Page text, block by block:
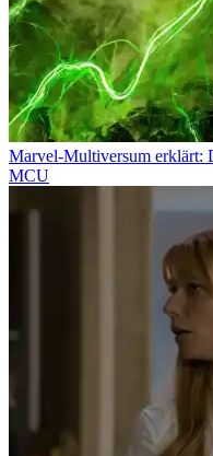
Marvel-Multiversum erklärt:
MCU